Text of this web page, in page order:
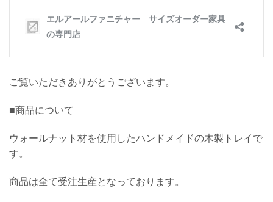
ご覧いただきありがとうございます。
■商品について
ウォールナット材を使用したハンドメイドの木製トレイ で
す。
商品は全て受注生産となっております。